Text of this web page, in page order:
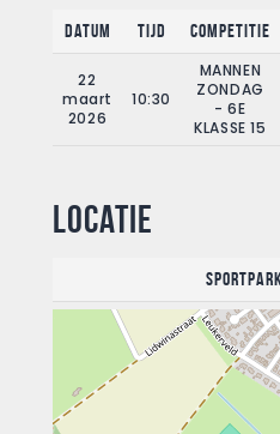
Datum Tijd Competitie
22
maart
2026
10:30
MANNEN
ZONDAG
- 6E
KLASSE 15
Locatie